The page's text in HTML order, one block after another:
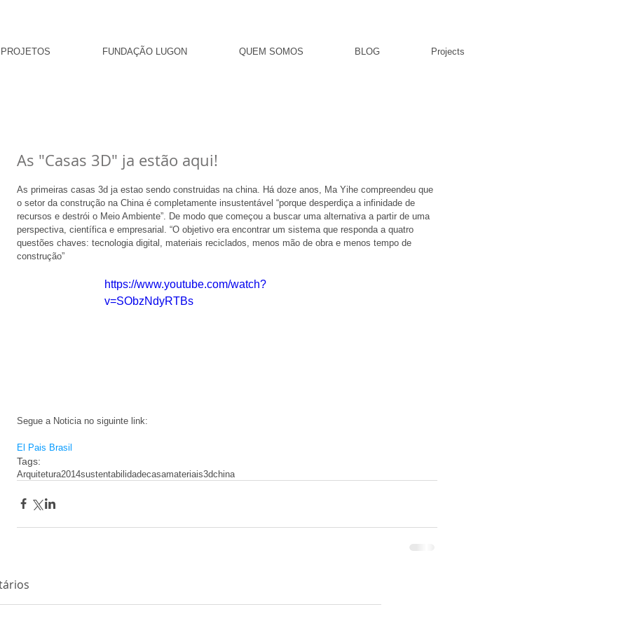
PROJETOS FUNDAÇÃO LUGON QUEM SOMOS BLOG Projects
As "Casas 3D" ja estão aqui!
As primeiras casas 3d ja estao sendo construidas na china. Há doze anos, Ma Yihe compreendeu que
o setor da construção na China é completamente insustentável “porque desperdiça a infinidade de
recursos e destrói o Meio Ambiente”. De modo que começou a buscar uma alternativa a partir de uma
perspectiva, científica e empresarial. “O objetivo era encontrar um sistema que responda a quatro
questões chaves: tecnologia digital, materiais reciclados, menos mão de obra e menos tempo de
construção”
https://www.youtube.com/watch?
v=SObzNdyRTBs
Segue a Noticia no siguinte link:
El Pais Brasil
Tags:
Arquitetura2014sustentabilidadecasamateriais3dchina